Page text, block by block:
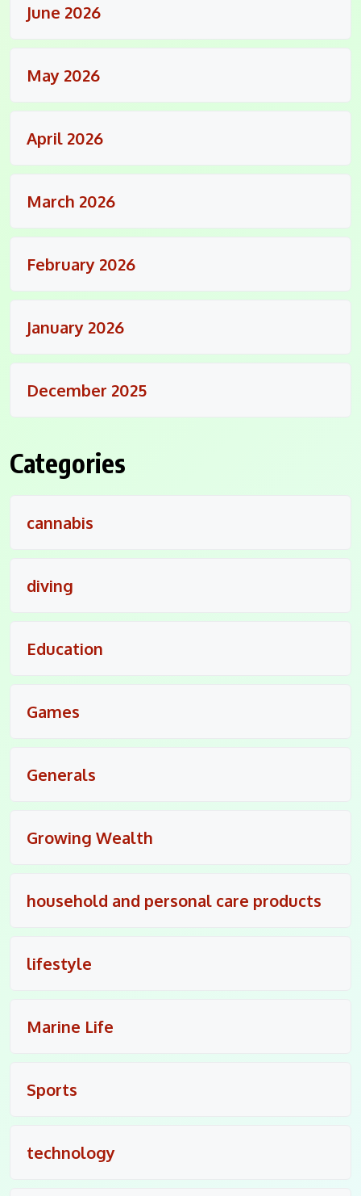
June 2026
May 2026
April 2026
March 2026
February 2026
January 2026
December 2025
Categories
cannabis
diving
Education
Games
Generals
Growing Wealth
household and personal care products
lifestyle
Marine Life
Sports
technology